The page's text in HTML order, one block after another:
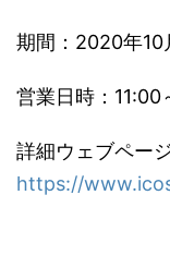
期間：2020年10
営業日時：11:00
詳細ウェブページ
https://